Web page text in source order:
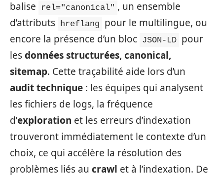
balise
rel="canonical" , un ensemble
d’attributs
hreflang
pour le multilingue, ou
encore la présence d’un bloc JSON-LD pour
lesdonnées structurées, canonical,
sitemap. Cette traçabilité aide lors d’un
audit technique : les équipes qui analysent
les fichiers de logs, la fréquence
d’exploration et les erreurs d’indexation
trouveront immédiatement le contexte d’un
choix, ce qui accélère la résolution des
problèmes liés au crawl et à l’indexation. De